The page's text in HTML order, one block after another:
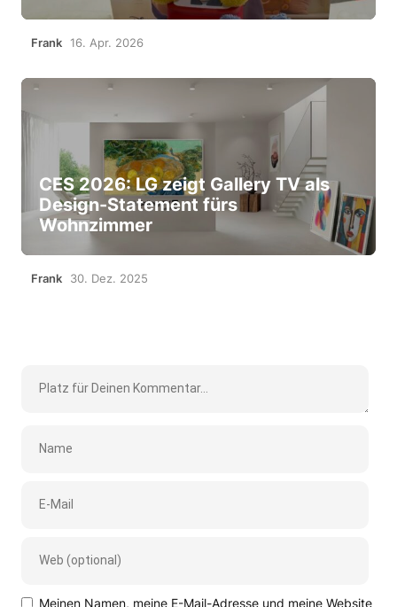
Frank 16. Apr. 2026
CES 2026: LG zeigt Gallery TV als
Design-Statement fürs
Wohnzimmer
Frank 30. Dez. 2025
Meinen Namen, meine E-Mail-Adresse und meine Website